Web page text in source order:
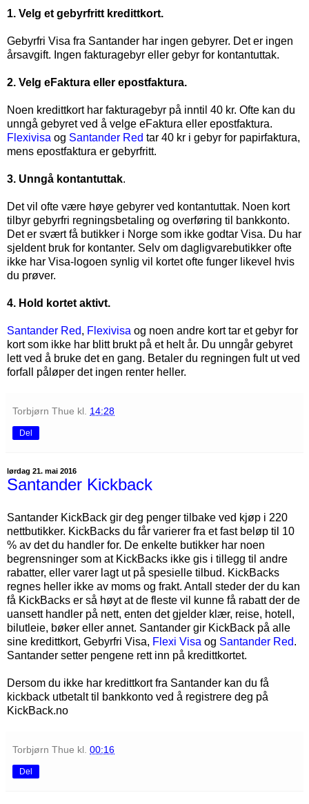
1. Velg et gebyrfritt kredittkort.
Gebyrfri Visa fra Santander har ingen gebyrer. Det er ingen
årsavgift. Ingen fakturagebyr eller gebyr for kontantuttak.
2. Velg eFaktura eller epostfaktura.
Noen kredittkort har fakturagebyr på inntil 40 kr. Ofte kan du
unngå gebyret ved å velge eFaktura eller epostfaktura.
Flexivisa og Santander Red tar 40 kr i gebyr for papirfaktura,
mens epostfaktura er gebyrfritt.
3. Unngå kontantuttak.
Det vil ofte være høye gebyrer ved kontantuttak. Noen kort
tilbyr gebyrfri regningsbetaling og overføring til bankkonto.
Det er svært få butikker i Norge som ikke godtar Visa. Du har
sjeldent bruk for kontanter. Selv om dagligvarebutikker ofte
ikke har Visa-logoen synlig vil kortet ofte funger likevel hvis
du prøver.
4. Hold kortet aktivt.
Santander Red, Flexivisa og noen andre kort tar et gebyr for
kort som ikke har blitt brukt på et helt år. Du unngår gebyret
lett ved å bruke det en gang. Betaler du regningen fult ut ved
forfall påløper det ingen renter heller.
Torbjørn Thue kl. 14:28
Del
lørdag 21. mai 2016
Santander Kickback
Santander KickBack gir deg penger tilbake ved kjøp i 220
nettbutikker. KickBacks du får varierer fra et fast beløp til 10
% av det du handler for. De enkelte butikker har noen
begrensninger som at KickBacks ikke gis i tillegg til andre
rabatter, eller varer lagt ut på spesielle tilbud. KickBacks
regnes heller ikke av moms og frakt. Antall steder der du kan
få KickBacks er så høyt at de fleste vil kunne få rabatt der de
uansett handler på nett, enten det gjelder klær, reise, hotell,
bilutleie, bøker eller annet. Santander gir KickBack på alle
sine kredittkort, Gebyrfri Visa, Flexi Visa og Santander Red.
Santander setter pengene rett inn på kredittkortet.
Dersom du ikke har kredittkort fra Santander kan du få
kickback utbetalt til bankkonto ved å registrere deg på
KickBack.no
Torbjørn Thue kl. 00:16
Del